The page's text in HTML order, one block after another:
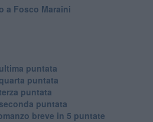
a Fosco Maraini
puntata
puntata
puntata
puntata
breve in 5 puntate